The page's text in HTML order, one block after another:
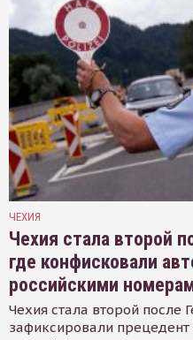
ЧЕХИЯ
Чехия стала второй
где конфисковали
российскими
Чехия стала второй после
зафиксировали